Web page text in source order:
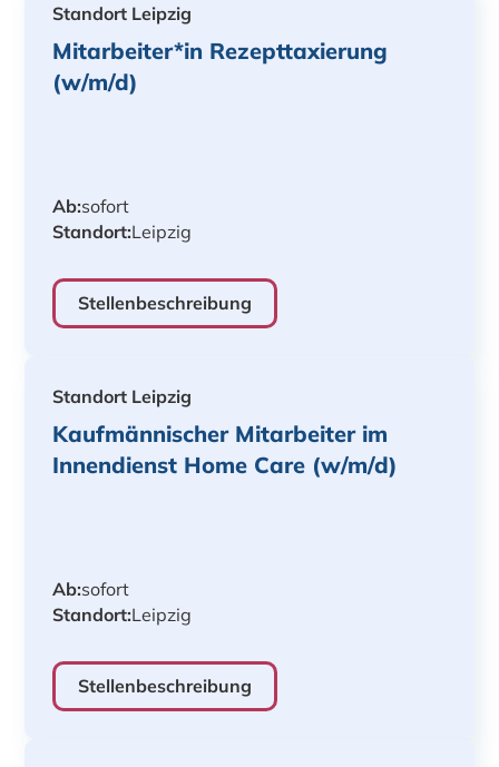
Standort Leipzig
Mitarbeiter*in Rezepttaxierung
(w/m/d)
Ab:sofort
Standort:Leipzig
Stellenbeschreibung
Standort Leipzig
Kaufmännischer Mitarbeiter im
Innendienst Home Care (w/m/d)
Ab:sofort
Standort:Leipzig
Stellenbeschreibung